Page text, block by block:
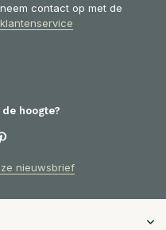
neem contact op met de
klantenservice
hoogte?
nieuwsbrief